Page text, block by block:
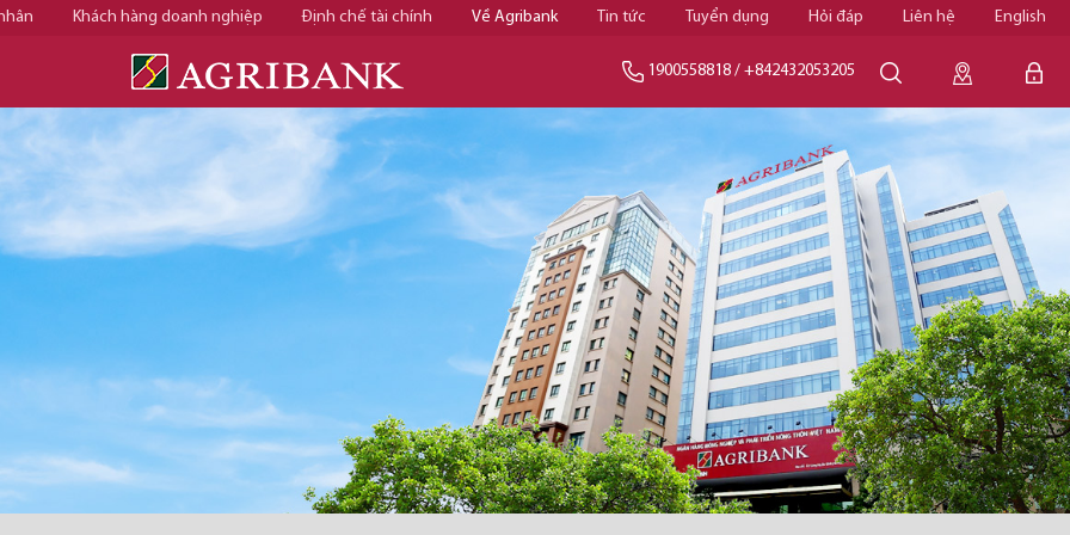
Khách hàng doanh nghiệp Định chế tài chính Về Agribank Tin tức Tuyển dụng Hỏi đáp Liên hệ English
1900558818 / +842432053205